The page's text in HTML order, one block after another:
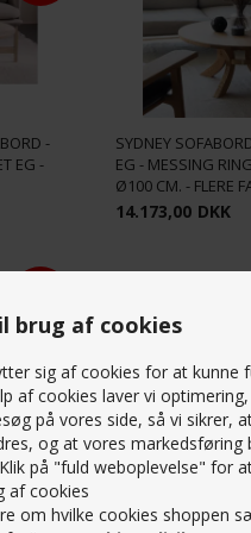
brug af cookies
sig af cookies for at kunne
af cookies laver vi
på vores side, så vi sikrer,
og at vores markedsføring
på "fuld weboplevelse" for
af cookies
om hvilke cookies shoppen
-
EG -
SYDNEY
EG - MESSING
Ø100 CM. - FLERE
14.173,00 DKK
- MASSIV
- MÅL:
SYDNEY
EG - MESSING
CM. - FLERE FARVER